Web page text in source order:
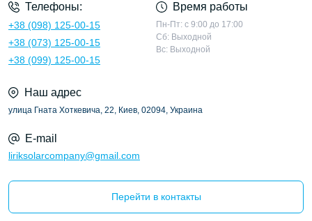
Телефоны:
+38 (098) 125-00-15
+38 (073) 125-00-15
+38 (099) 125-00-15
Время работы
Пн-Пт: с 9:00 до 17:00
Сб: Выходной
Вс: Выходной
Наш адрес
улица Гната Хоткевича, 22, Киев, 02094, Украина
E-mail
liriksolarcompany@gmail.com
Перейти в контакты